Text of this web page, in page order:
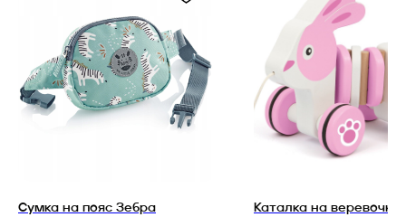
Сумка на пояс Зебра
Каталка на веревочке